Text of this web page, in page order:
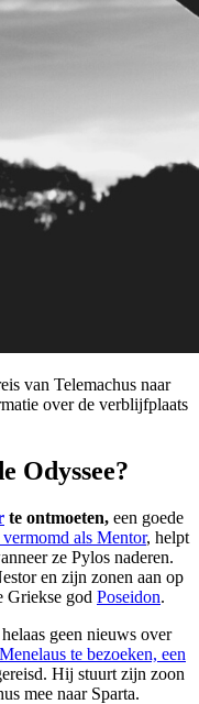
van Telemachus naar
over de verblijfplaats
Odyssee?
te ontmoeten, een goede
als Mentor, helpt
ze Pylos naderen.
en zijn zonen aan op
Griekse god Poseidon.
geen nieuws over
Menelaus te bezoeken, een
Hij stuurt zijn zoon
mee naar Sparta.